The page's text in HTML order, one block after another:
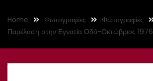
Home Φωτογραφίες
Φωτογραφίες
Παρέλαση στην Εγνατία Οδό-Οκτώβριος 1976